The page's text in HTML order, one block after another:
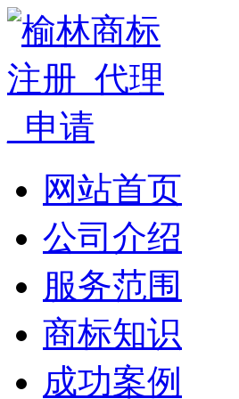
网站首页
公司介绍
服务范围
商标知识
成功案例